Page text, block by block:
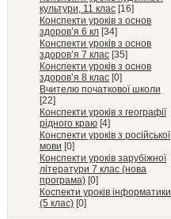
культури, 11 клас [16]
Конспекти уроків з основ
здоров’я 6 кл [34]
Конспекти уроків з основ
здоров’я 7 клас [35]
Конспекти уроків з основ
здоров’я 8 клас [0]
Вчителю початкової школи
[22]
Конспекти уроків з географії
рідного краю [4]
Конспекти уроків з російської
мови [0]
Конспекти уроків зарубіжної
літератури 7 клас (нова
програма) [0]
Коспекти уроків інформатики
(5 клас) [0]